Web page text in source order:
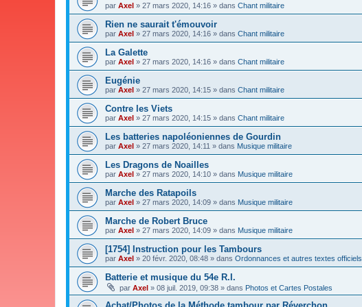
par Axel » 27 mars 2020, 14:16 » dans Chant militaire
Rien ne saurait t'émouvoir
par Axel » 27 mars 2020, 14:16 » dans Chant militaire
La Galette
par Axel » 27 mars 2020, 14:16 » dans Chant militaire
Eugénie
par Axel » 27 mars 2020, 14:15 » dans Chant militaire
Contre les Viets
par Axel » 27 mars 2020, 14:15 » dans Chant militaire
Les batteries napoléoniennes de Gourdin
par Axel » 27 mars 2020, 14:11 » dans Musique militaire
Les Dragons de Noailles
par Axel » 27 mars 2020, 14:10 » dans Musique militaire
Marche des Ratapoils
par Axel » 27 mars 2020, 14:09 » dans Musique militaire
Marche de Robert Bruce
par Axel » 27 mars 2020, 14:09 » dans Musique militaire
[1754] Instruction pour les Tambours
par Axel » 20 févr. 2020, 08:48 » dans Ordonnances et autres textes officiels
Batterie et musique du 54e R.I.
par Axel » 08 juil. 2019, 09:38 » dans Photos et Cartes Postales